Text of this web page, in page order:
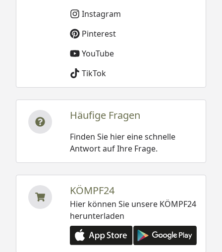
Instagram
Pinterest
YouTube
TikTok
Häufige Fragen
Finden Sie hier eine schnelle
Antwort auf Ihre Frage.
KÖMPF24
Hier können Sie unsere KÖMPF24
herunterladen